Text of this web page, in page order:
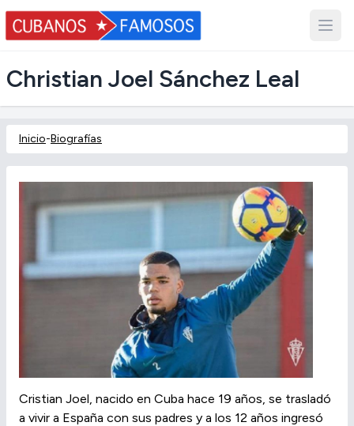
Christian Joel Sánchez Leal
Inicio-Biografías
Cristian Joel, nacido en Cuba hace 19 años, se trasladó
a vivir a España con sus padres y a los 12 años ingresó